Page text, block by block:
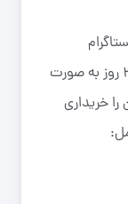
Hootsuite Analytics است که به مدت ۳۰ روز به صورت
خریداری